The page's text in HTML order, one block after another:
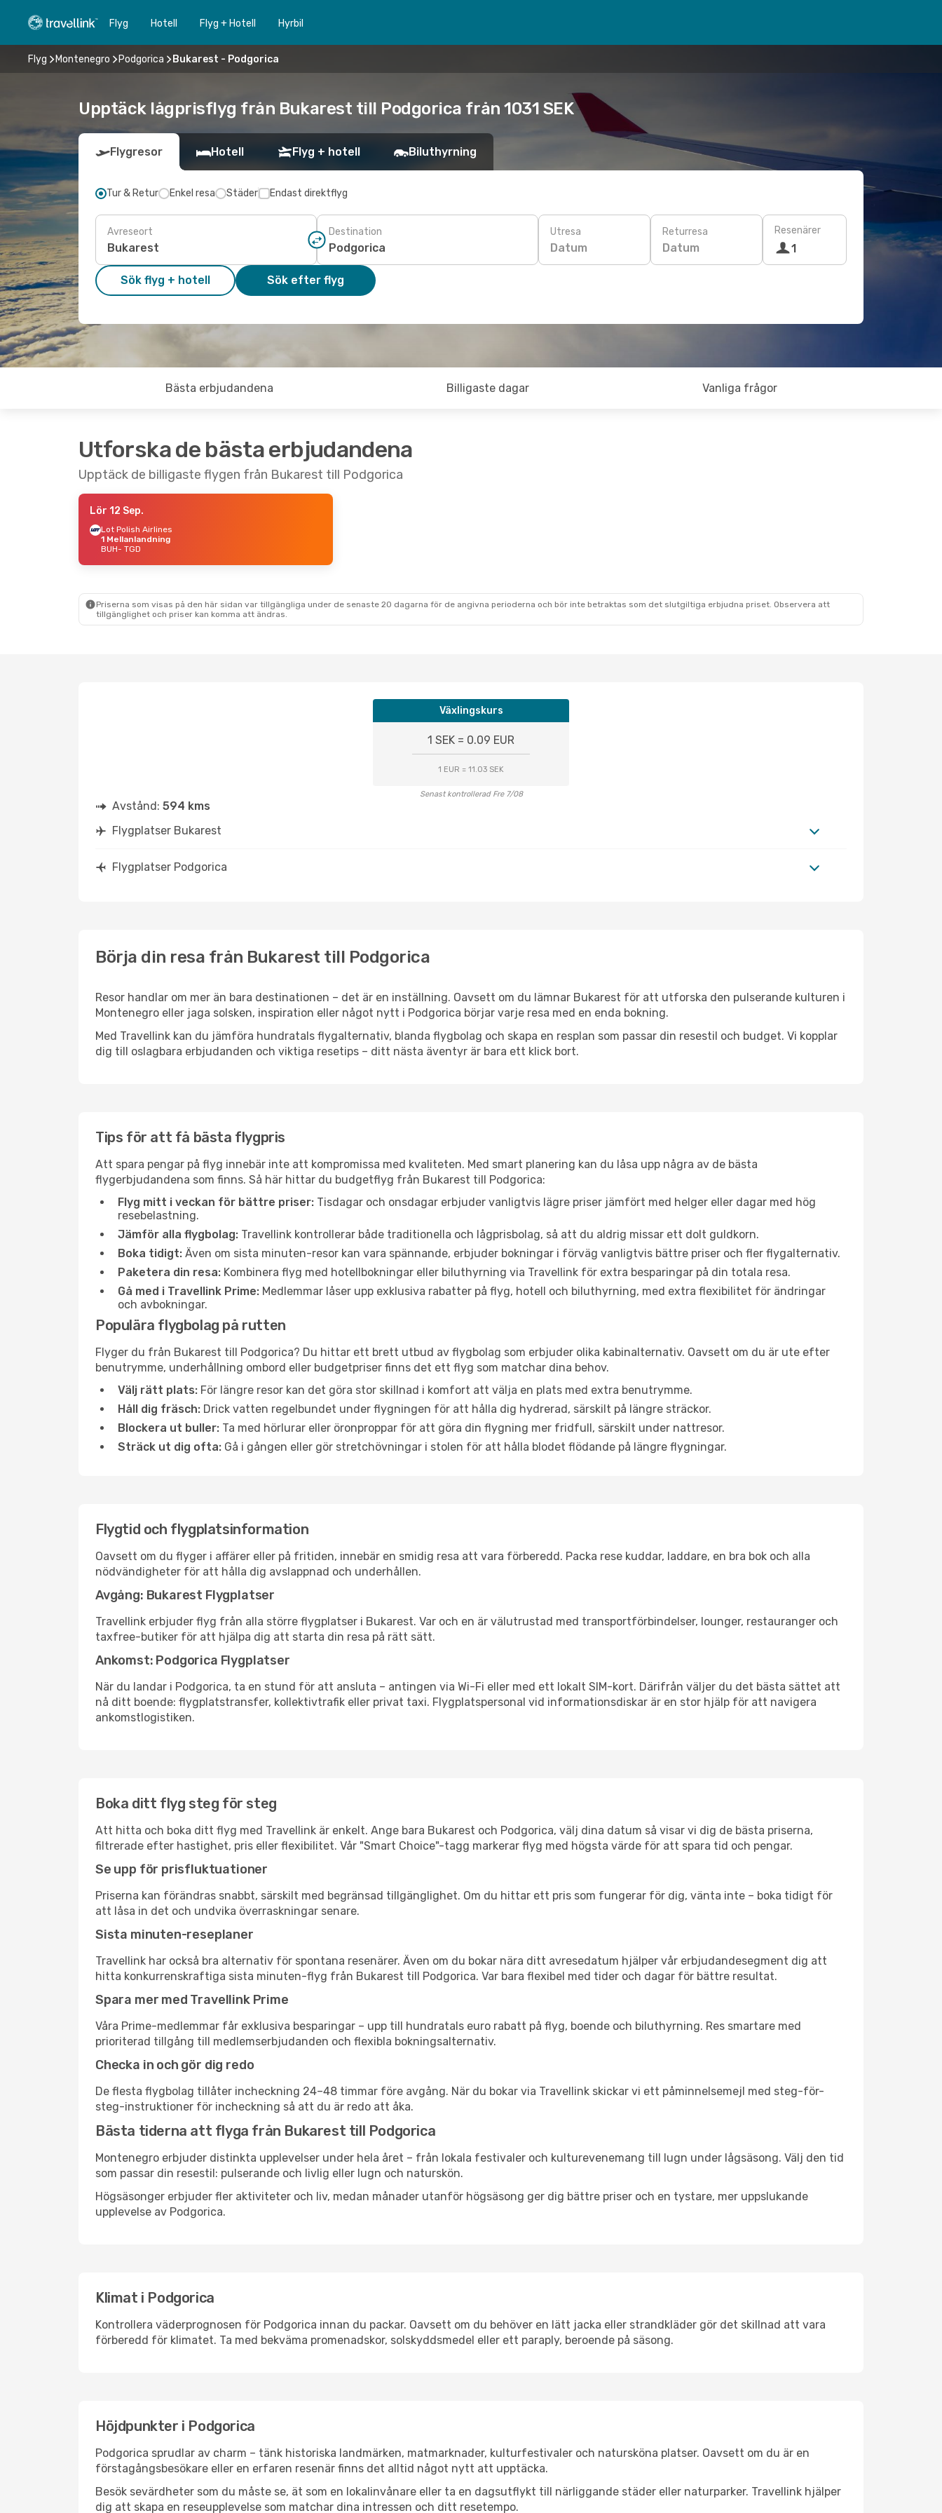
Flyg Hotell Flyg + Hotell Hyrbil
Flyg Montenegro Podgorica Bukarest - Podgorica
Upptäck lågprisflyg från Bukarest till Podgorica från 1031 SEK
Flygresor Hotell Flyg + hotell Biluthyrning
Tur & Retur Enkel resa Städer Endast direktflyg
Avreseort Destination Utresa
Datum
Returresa
Datum
Resenärer
1
Sök flyg + hotell Sök efter flyg
Bästa erbjudandena Billigaste dagar Vanliga frågor
Utforska de bästa erbjudandena
Upptäck de billigaste flygen från Bukarest till Podgorica
Lör 12 Sep.
Lot Polish Airlines
1 Mellanlandning
BUH- TGD
Priserna som visas på den här sidan var tillgängliga under de senaste 20 dagarna för de angivna perioderna och bör inte betraktas som det slutgiltiga erbjudna priset. Observera att
tillgänglighet och priser kan komma att ändras.
Växlingskurs
1 SEK = 0.09 EUR
1 EUR = 11.03 SEK
Senast kontrollerad Fre 7/08
Avstånd: 594 kms
Flygplatser Bukarest
Flygplatser Podgorica
Börja din resa från Bukarest till Podgorica
Resor handlar om mer än bara destinationen – det är en inställning. Oavsett om du lämnar Bukarest för att utforska den pulserande kulturen i
Montenegro eller jaga solsken, inspiration eller något nytt i Podgorica börjar varje resa med en enda bokning.
Med Travellink kan du jämföra hundratals flygalternativ, blanda flygbolag och skapa en resplan som passar din resestil och budget. Vi kopplar
dig till oslagbara erbjudanden och viktiga resetips – ditt nästa äventyr är bara ett klick bort.
Tips för att få bästa flygpris
Att spara pengar på flyg innebär inte att kompromissa med kvaliteten. Med smart planering kan du låsa upp några av de bästa
flygerbjudandena som finns. Så här hittar du budgetflyg från Bukarest till Podgorica:
Flyg mitt i veckan för bättre priser: Tisdagar och onsdagar erbjuder vanligtvis lägre priser jämfört med helger eller dagar med hög
resebelastning.
Jämför alla flygbolag: Travellink kontrollerar både traditionella och lågprisbolag, så att du aldrig missar ett dolt guldkorn.
Boka tidigt: Även om sista minuten-resor kan vara spännande, erbjuder bokningar i förväg vanligtvis bättre priser och fler flygalternativ.
Paketera din resa: Kombinera flyg med hotellbokningar eller biluthyrning via Travellink för extra besparingar på din totala resa.
Gå med i Travellink Prime: Medlemmar låser upp exklusiva rabatter på flyg, hotell och biluthyrning, med extra flexibilitet för ändringar
och avbokningar.
Populära flygbolag på rutten
Flyger du från Bukarest till Podgorica? Du hittar ett brett utbud av flygbolag som erbjuder olika kabinalternativ. Oavsett om du är ute efter
benutrymme, underhållning ombord eller budgetpriser finns det ett flyg som matchar dina behov.
Välj rätt plats: För längre resor kan det göra stor skillnad i komfort att välja en plats med extra benutrymme.
Håll dig fräsch: Drick vatten regelbundet under flygningen för att hålla dig hydrerad, särskilt på längre sträckor.
Blockera ut buller: Ta med hörlurar eller öronproppar för att göra din flygning mer fridfull, särskilt under nattresor.
Sträck ut dig ofta: Gå i gången eller gör stretchövningar i stolen för att hålla blodet flödande på längre flygningar.
Flygtid och flygplatsinformation
Oavsett om du flyger i affärer eller på fritiden, innebär en smidig resa att vara förberedd. Packa rese kuddar, laddare, en bra bok och alla
nödvändigheter för att hålla dig avslappnad och underhållen.
Avgång: Bukarest Flygplatser
Travellink erbjuder flyg från alla större flygplatser i Bukarest. Var och en är välutrustad med transportförbindelser, lounger, restauranger och
taxfree-butiker för att hjälpa dig att starta din resa på rätt sätt.
Ankomst: Podgorica Flygplatser
När du landar i Podgorica, ta en stund för att ansluta – antingen via Wi-Fi eller med ett lokalt SIM-kort. Därifrån väljer du det bästa sättet att
nå ditt boende: flygplatstransfer, kollektivtrafik eller privat taxi. Flygplatspersonal vid informationsdiskar är en stor hjälp för att navigera
ankomstlogistiken.
Boka ditt flyg steg för steg
Att hitta och boka ditt flyg med Travellink är enkelt. Ange bara Bukarest och Podgorica, välj dina datum så visar vi dig de bästa priserna,
filtrerade efter hastighet, pris eller flexibilitet. Vår "Smart Choice"-tagg markerar flyg med högsta värde för att spara tid och pengar.
Se upp för prisfluktuationer
Priserna kan förändras snabbt, särskilt med begränsad tillgänglighet. Om du hittar ett pris som fungerar för dig, vänta inte – boka tidigt för
att låsa in det och undvika överraskningar senare.
Sista minuten-reseplaner
Travellink har också bra alternativ för spontana resenärer. Även om du bokar nära ditt avresedatum hjälper vår erbjudandesegment dig att
hitta konkurrenskraftiga sista minuten-flyg från Bukarest till Podgorica. Var bara flexibel med tider och dagar för bättre resultat.
Spara mer med Travellink Prime
Våra Prime-medlemmar får exklusiva besparingar – upp till hundratals euro rabatt på flyg, boende och biluthyrning. Res smartare med
prioriterad tillgång till medlemserbjudanden och flexibla bokningsalternativ.
Checka in och gör dig redo
De flesta flygbolag tillåter incheckning 24–48 timmar före avgång. När du bokar via Travellink skickar vi ett påminnelsemejl med steg-för-
steg-instruktioner för incheckning så att du är redo att åka.
Bästa tiderna att flyga från Bukarest till Podgorica
Montenegro erbjuder distinkta upplevelser under hela året – från lokala festivaler och kulturevenemang till lugn under lågsäsong. Välj den tid
som passar din resestil: pulserande och livlig eller lugn och naturskön.
Högsäsonger erbjuder fler aktiviteter och liv, medan månader utanför högsäsong ger dig bättre priser och en tystare, mer uppslukande
upplevelse av Podgorica.
Klimat i Podgorica
Kontrollera väderprognosen för Podgorica innan du packar. Oavsett om du behöver en lätt jacka eller strandkläder gör det skillnad att vara
förberedd för klimatet. Ta med bekväma promenadskor, solskyddsmedel eller ett paraply, beroende på säsong.
Höjdpunkter i Podgorica
Podgorica sprudlar av charm – tänk historiska landmärken, matmarknader, kulturfestivaler och natursköna platser. Oavsett om du är en
förstagångsbesökare eller en erfaren resenär finns det alltid något nytt att upptäcka.
Besök sevärdheter som du måste se, ät som en lokalinvånare eller ta en dagsutflykt till närliggande städer eller naturparker. Travellink hjälper
dig att skapa en reseupplevelse som matchar dina intressen och ditt resetempo.